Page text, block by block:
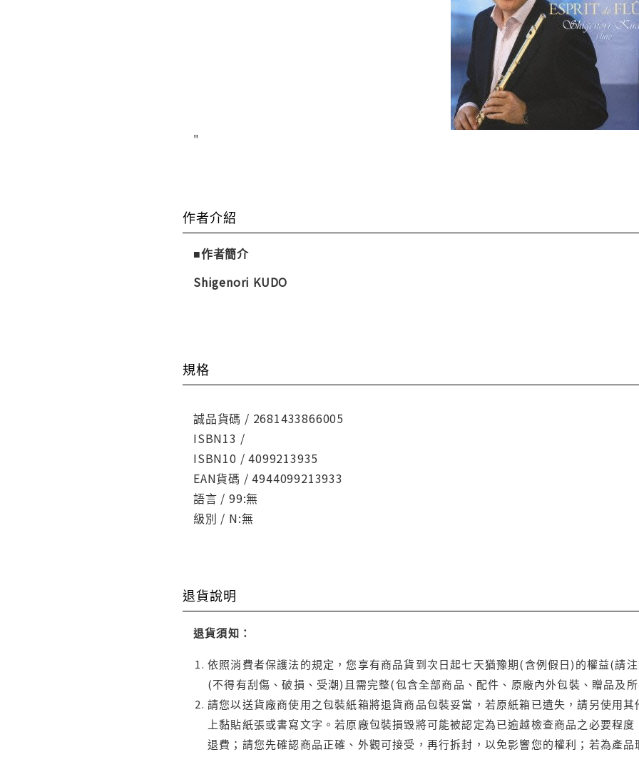
"
作者介紹
■作者簡介
Shigenori KUDO
規格
誠品貨碼 / 2681433866005
ISBN13 /
ISBN10 / 4099213935
EAN貨碼 / 4944099213933
語言 / 99:無
級別 / N:無
退貨說明
退貨須知：
依照消費者保護法的規定，您享有商品貨到次日起七天猶豫期(含例假日)的權益(請
(不得有刮傷、破損、受潮)且需完整(包含全部商品、配件、原廠內外包裝、贈品及
請您以送貨廠商使用之包裝紙箱將退貨商品包裝妥當，若原紙箱已遺失，請另使用
上黏貼紙張或書寫文字。若原廠包裝損毀將可能被認定為已逾越檢查商品之必要程
退費；請您先確認商品正確、外觀可接受，再行拆封，以免影響您的權利；若為產